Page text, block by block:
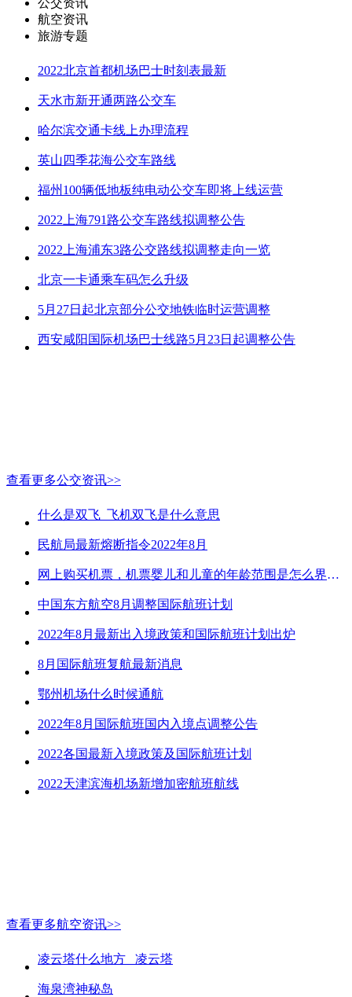
航空资讯
旅游专题
2022北京首都机场巴士时刻表最新
天水市新开通两路公交车
哈尔滨交通卡线上办理流程
英山四季花海公交车路线
福州100辆低地板纯电动公交车即将上线运营
2022上海791路公交车路线拟调整公告
2022上海浦东3路公交路线拟调整走向一览
北京一卡通乘车码怎么升级
5月27日起北京部分公交地铁临时运营调整
西安咸阳国际机场巴士线路5月23日起调整公告
查看更多公交资讯>>
什么是双飞_飞机双飞是什么意思
民航局最新熔断指令2022年8月
网上购买机票，机票婴儿和儿童的年龄范围是怎么界定的？
中国东方航空8月调整国际航班计划
2022年8月最新出入境政策和国际航班计划出炉
8月国际航班复航最新消息
鄂州机场什么时候通航
2022年8月国际航班国内入境点调整公告
2022各国最新入境政策及国际航班计划
2022天津滨海机场新增加密航班航线
查看更多航空资讯>>
凌云塔什么地方_ 凌云塔
海泉湾神秘岛